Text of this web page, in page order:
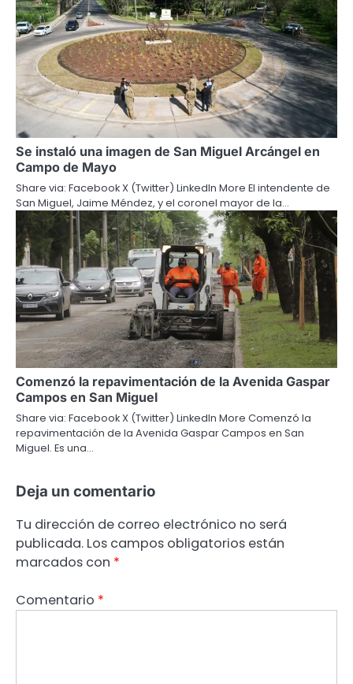
Se instaló una imagen de San Miguel Arcángel en
Campo de Mayo
Share via: Facebook X (Twitter) LinkedIn More El intendente de
San Miguel, Jaime Méndez, y el coronel mayor de la…
Comenzó la repavimentación de la Avenida Gaspar
Campos en San Miguel
Share via: Facebook X (Twitter) LinkedIn More Comenzó la
repavimentación de la Avenida Gaspar Campos en San
Miguel. Es una…
Deja un comentario
Tu dirección de correo electrónico no será
publicada. Los campos obligatorios están
marcados con *
Comentario *